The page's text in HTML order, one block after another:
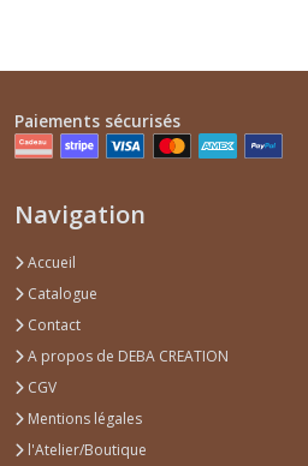
Paiements sécurisés
Navigation
Accueil
Catalogue
Contact
A propos de DEBA CREATION
CGV
Mentions légales
l'Atelier/Boutique